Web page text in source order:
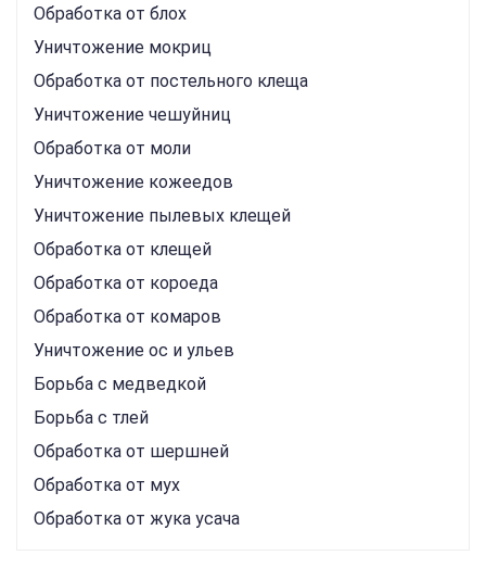
Обработка от блох
Уничтожение мокриц
Обработка от постельного клеща
Уничтожение чешуйниц
Обработка от моли
Уничтожение кожеедов
Уничтожение пылевых клещей
Обработка от клещей
Обработка от короеда
Обработка от комаров
Уничтожение ос и ульев
Борьба с медведкой
Борьба с тлей
Обработка от шершней
Обработка от мух
Обработка от жука усача